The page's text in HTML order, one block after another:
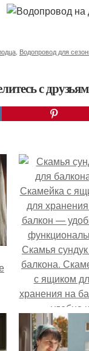
Водопровод для
с
Скамья
балкона.
с ящиком
хранения на
— удобно и